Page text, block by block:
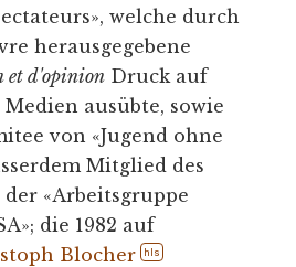
welche durch
herausgegebene
et d'opinionDruck auf
ausübte, sowie
von «Jugend ohne
Mitglied des
«Arbeitsgruppe
die 1982 auf
Blocher hls